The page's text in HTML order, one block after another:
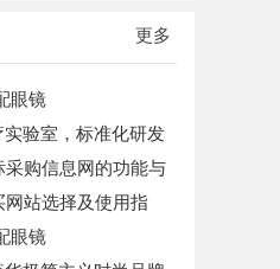
更多
眼镜
验室，标准化研发
购信息网的功能与
站选择及使用指
眼镜